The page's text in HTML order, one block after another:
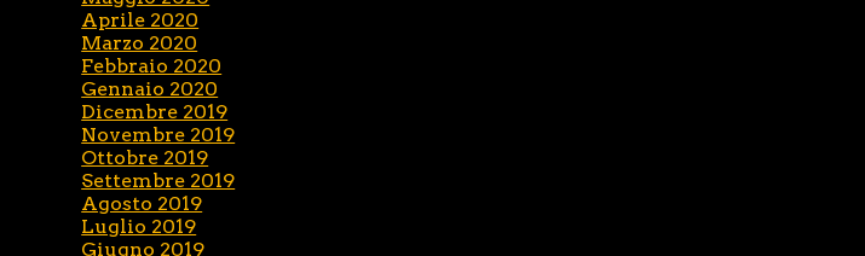
Aprile 2020
Marzo 2020
Febbraio 2020
Gennaio 2020
Dicembre 2019
Novembre 2019
Ottobre 2019
Settembre 2019
Agosto 2019
Luglio 2019
Giugno 2019